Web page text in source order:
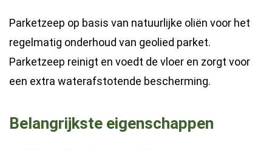
Parketzeep op basis van natuurlijke oliën voor het
regelmatig onderhoud van geolied parket.
Parketzeep reinigt en voedt de vloer en zorgt voor
een extra waterafstotende bescherming.
Belangrijkste eigenschappen